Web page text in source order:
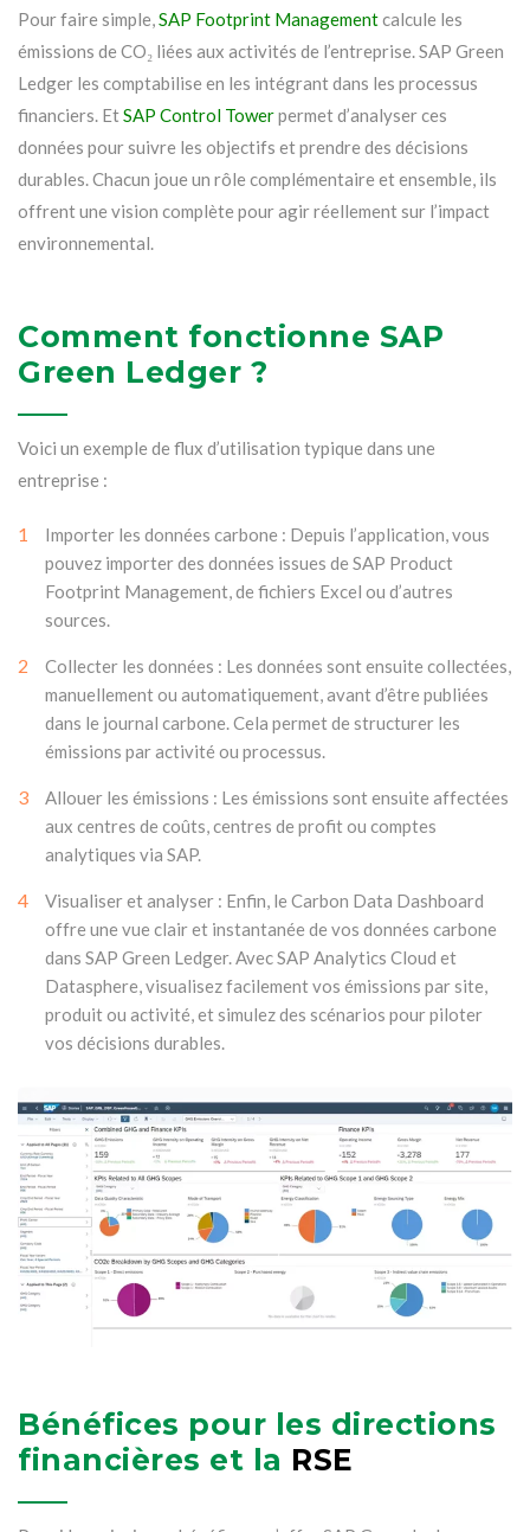
Pour faire simple,SAP Footprint Managementcalcule les
émissions de CO₂ liées aux activités de l’entreprise. SAP Green
Ledger les comptabilise en les intégrant dans les processus
financiers. EtSAP Control Towerpermet d’analyser ces
données pour suivre les objectifs et prendre des décisions
durables. Chacun joue un rôle complémentaire et ensemble, ils
offrent une vision complète pour agir réellement sur l’impact
environnemental.
Comment fonctionne SAP
Green Ledger ?
Voici un exemple de flux d’utilisation typique dans une
entreprise :
1
Importer les données carbone : Depuis l’application, vous
pouvez importer des données issues de SAP Product
Footprint Management, de fichiers Excel ou d’autres
sources.
2
Collecter les données : Les données sont ensuite collectées,
manuellement ou automatiquement, avant d’être publiées
dans le journal carbone. Cela permet de structurer les
émissions par activité ou processus.
3
Allouer les émissions : Les émissions sont ensuite affectées
aux centres de coûts, centres de profit ou comptes
analytiques via SAP.
4
Visualiser et analyser : Enfin, le Carbon Data Dashboard
offre une vue clair et instantanée de vos données carbone
dans SAP Green Ledger. Avec SAP Analytics Cloud et
Datasphere, visualisez facilement vos émissions par site,
produit ou activité, et simulez des scénarios pour piloter
vos décisions durables.
Bénéfices pour les directions
financières et la RSE